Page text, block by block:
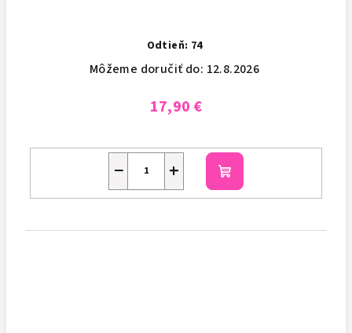
Odtieň: 74
Môžeme doručiť do: 12.8.2026
17,90 €
+
− Do
košíka